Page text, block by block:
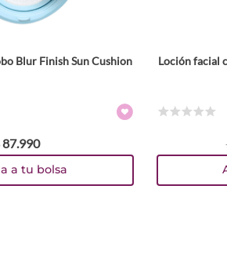
Blur Finish Sun Cushion
87.990
a tu bolsa
Loción facial